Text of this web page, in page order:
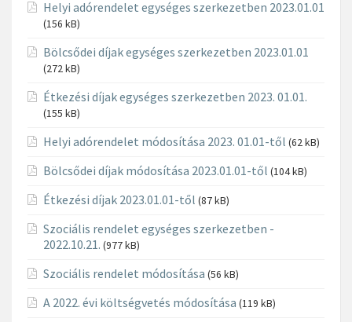
Helyi adórendelet egységes szerkezetben 2023.01.01
(156 kB)
Bölcsődei díjak egységes szerkezetben 2023.01.01
(272 kB)
Étkezési díjak egységes szerkezetben 2023. 01.01.
(155 kB)
Helyi adórendelet módosítása 2023. 01.01-től (62 kB)
Bölcsődei díjak módosítása 2023.01.01-től (104 kB)
Étkezési díjak 2023.01.01-től (87 kB)
Szociális rendelet egységes szerkezetben -
2022.10.21. (977 kB)
Szociális rendelet módosítása (56 kB)
A 2022. évi költségvetés módosítása (119 kB)